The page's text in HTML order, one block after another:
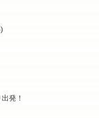
発！